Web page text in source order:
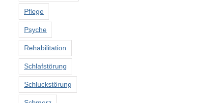
Pflege
Psyche
Rehabilitation
Schlafstörung
Schluckstörung